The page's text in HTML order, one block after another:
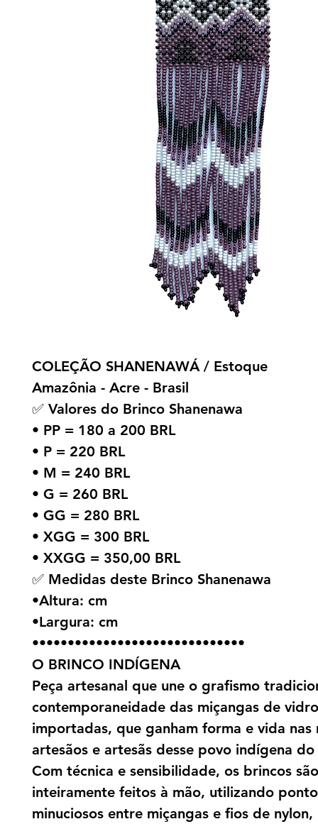
COLEÇÃO SHANENAWÁ / Estoque
Amazônia - Acre - Brasil
✅ Valores do Brinco Shanenawa
• PP = 180 a 200 BRL
• P = 220 BRL
• M = 240 BRL
• G = 260 BRL
• GG = 280 BRL
• XGG = 300 BRL
• XXGG = 350,00 BRL
✅ Medidas deste Brinco Shanenawa
•Altura: cm
•Largura: cm
••••••••••••••••••••••••••••••
O BRINCO INDÍGENA
Peça artesanal que une o grafismo
contemporaneidade das miçangas de vidro
importadas, que ganham forma e vida nas
artesãos e artesãs desse povo indígena
Com técnica e sensibilidade, os brincos são
inteiramente feitos à mão, utilizando
minuciosos entre miçangas e fios de nylon,